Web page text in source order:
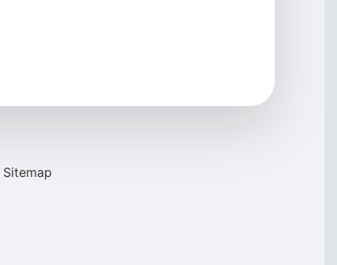
Sitemap